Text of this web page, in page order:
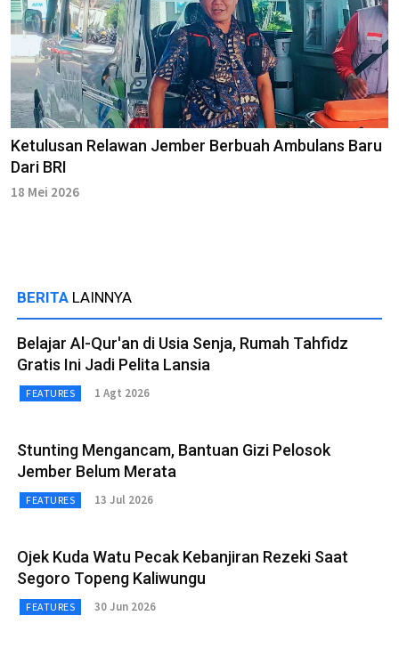
Ketulusan Relawan Jember Berbuah Ambulans Baru
Dari BRI
18 Mei 2026
BERITA LAINNYA
Belajar Al-Qur'an di Usia Senja, Rumah Tahfidz
Gratis Ini Jadi Pelita Lansia
FEATURES 1 Agt 2026
Stunting Mengancam, Bantuan Gizi Pelosok
Jember Belum Merata
FEATURES 13 Jul 2026
Ojek Kuda Watu Pecak Kebanjiran Rezeki Saat
Segoro Topeng Kaliwungu
FEATURES 30 Jun 2026